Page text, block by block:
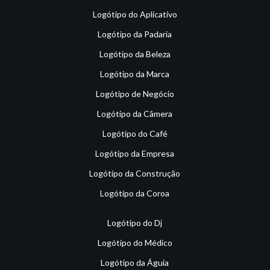
Logótipo do Aplicativo
Logótipo da Padaria
Logótipo da Beleza
Logótipo da Marca
Logótipo de Negócio
Logótipo da Câmera
Logótipo do Café
Logótipo da Empresa
Logótipo da Construção
Logótipo da Coroa
Logótipo do Dj
Logótipo do Médico
Logótipo da Águia